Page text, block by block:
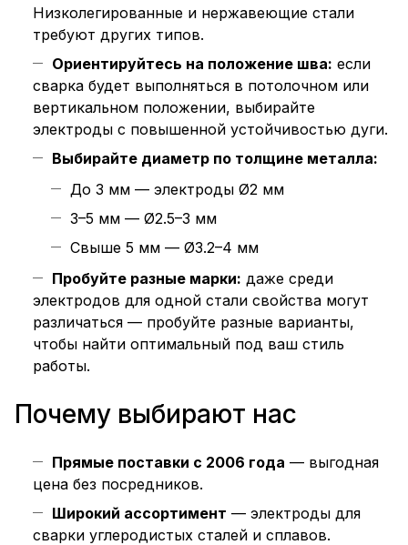
Низколегированные и нержавеющие стали
требуют других типов.
Ориентируйтесь на положение шва: если
сварка будет выполняться в потолочном или
вертикальном положении, выбирайте
электроды с повышенной устойчивостью дуги.
Выбирайте диаметр по толщине металла:
До 3 мм — электроды Ø2 мм
3–5 мм — Ø2.5–3 мм
Свыше 5 мм — Ø3.2–4 мм
Пробуйте разные марки: даже среди
электродов для одной стали свойства могут
различаться — пробуйте разные варианты,
чтобы найти оптимальный под ваш стиль
работы.
Почему выбирают нас
Прямые поставки с 2006 года — выгодная
цена без посредников.
Широкий ассортимент — электроды для
сварки углеродистых сталей и сплавов.